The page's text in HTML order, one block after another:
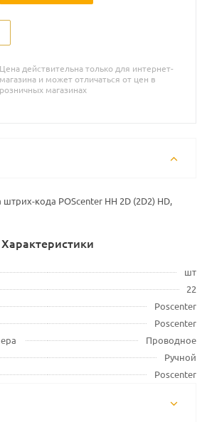
Цена действительна только для интернет-
магазина и может отличаться от цен в
розничных магазинах
кода POScenter HH 2D (2D2) HD,
Характеристики
шт
22
Poscenter
Poscenter
Проводное
Ручной
Poscenter